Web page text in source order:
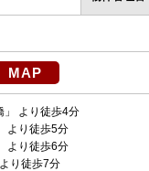
MAP
」 より徒歩4分
より徒歩5分
より徒歩6分
より徒歩7分